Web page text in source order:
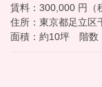
賃料：300,000 円（
住所：東京都足立区
面積：約10坪 階数